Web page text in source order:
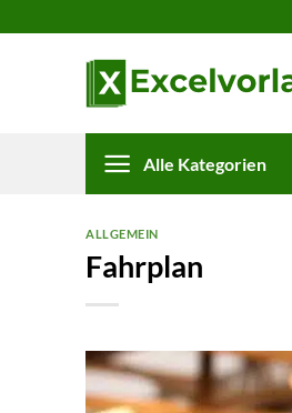
Inhalt
Alle Kategorien
ALLGEMEIN
Fahrplan